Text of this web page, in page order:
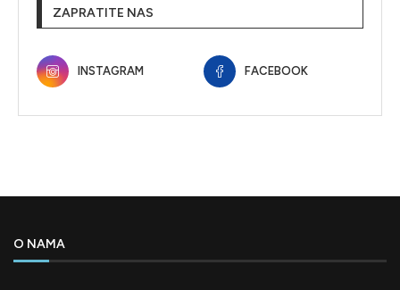
ZAPRATITE NAS
INSTAGRAM FACEBOOK
O NAMA